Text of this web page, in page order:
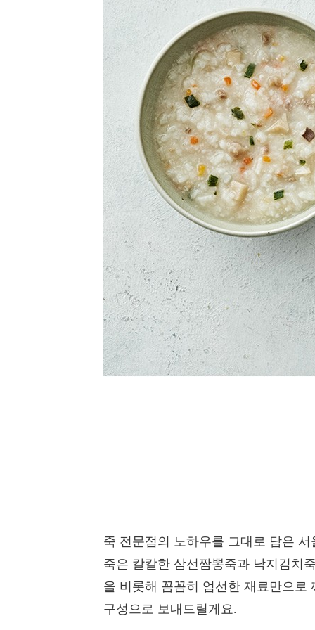
죽 전문점의 노하우를 그대로 담은
죽은 칼칼한 삼선짬뽕죽과 낙지김치
을 비롯해 꼼꼼히 엄선한 재료만으로
구성으로 보내드릴게요.